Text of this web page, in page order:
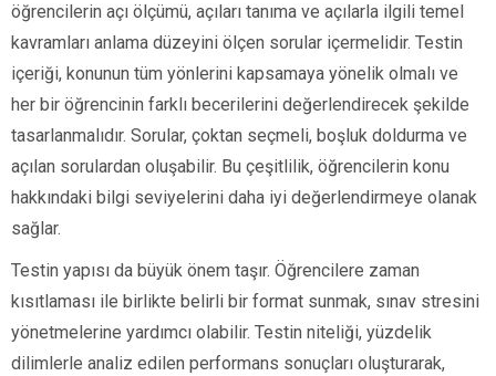
öğrencilerin açı ölçümü, açıları tanıma ve açılarla ilgili temel
kavramları anlama düzeyini ölçen sorular içermelidir. Testin
içeriği, konunun tüm yönlerini kapsamaya yönelik olmalı ve
her bir öğrencinin farklı becerilerini değerlendirecek şekilde
tasarlanmalıdır. Sorular, çoktan seçmeli, boşluk doldurma ve
açılan sorulardan oluşabilir. Bu çeşitlilik, öğrencilerin konu
hakkındaki bilgi seviyelerini daha iyi değerlendirmeye olanak
sağlar.
Testin yapısı da büyük önem taşır. Öğrencilere zaman
kısıtlaması ile birlikte belirli bir format sunmak, sınav stresini
yönetmelerine yardımcı olabilir. Testin niteliği, yüzdelik
dilimlerle analiz edilen performans sonuçları oluşturarak,